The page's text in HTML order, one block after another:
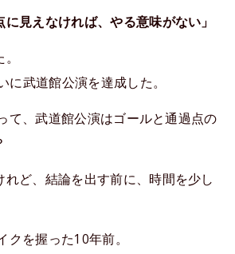
に見えなければ、やる意味がない」
に武道館公演を達成した。
て、武道館公演はゴールと通過点の
ど、結論を出す前に、時間を少し
クを握った10年前。